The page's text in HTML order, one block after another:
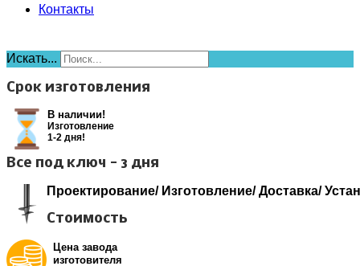
Контакты
Искать...
Срок изготовления
В наличии!
Изготовление
1-2 дня!
Все под ключ - 3 дня
Проектирование/ Изготовление/ Доставка/
Стоимость
Цена завода
изготовителя